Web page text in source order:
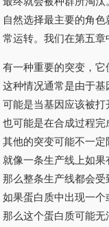
自然选择最主要的角
常运转。我们在第五章
有一种重要的突变，它
这种情况通常是由于基
可能是当基因应该被打
也可能是在合成过程完
其他的突变可能不一定
就像一条生产线上如果
那么整条生产线都会受
如果蛋白质中出现一个
那么这个蛋白质可能无